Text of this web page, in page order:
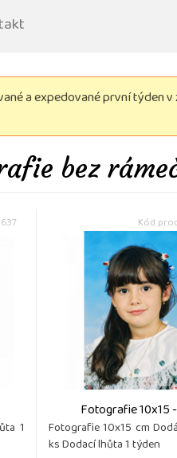
a expedované první
bez
1
Kód
Fotografie 10x15
Fotografie 10x15 cm
ks Dodací lhůta 1 týden